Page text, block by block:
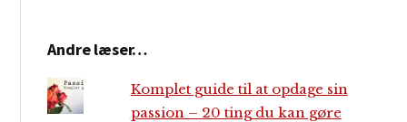
Andre læser…
Komplet guide til at opdage sin
passion – 20 ting du kan gøre